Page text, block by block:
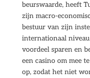
beurswaarde, heeft
zijn macro-
bestuur van zijn
internationaal
voordeel sparen en
een casino om mee
op, zodat het niet